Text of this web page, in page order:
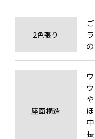
2色張り
座面構造